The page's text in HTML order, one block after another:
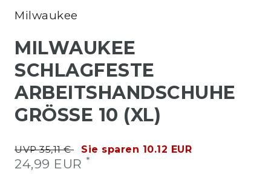
Milwaukee
MILWAUKEE
SCHLAGFESTE
ARBEITSHANDSCHUHE
GRÖSSE 10 (XL)
UVP 35,11 € Sie sparen 10.12 EUR
24,99 EUR *